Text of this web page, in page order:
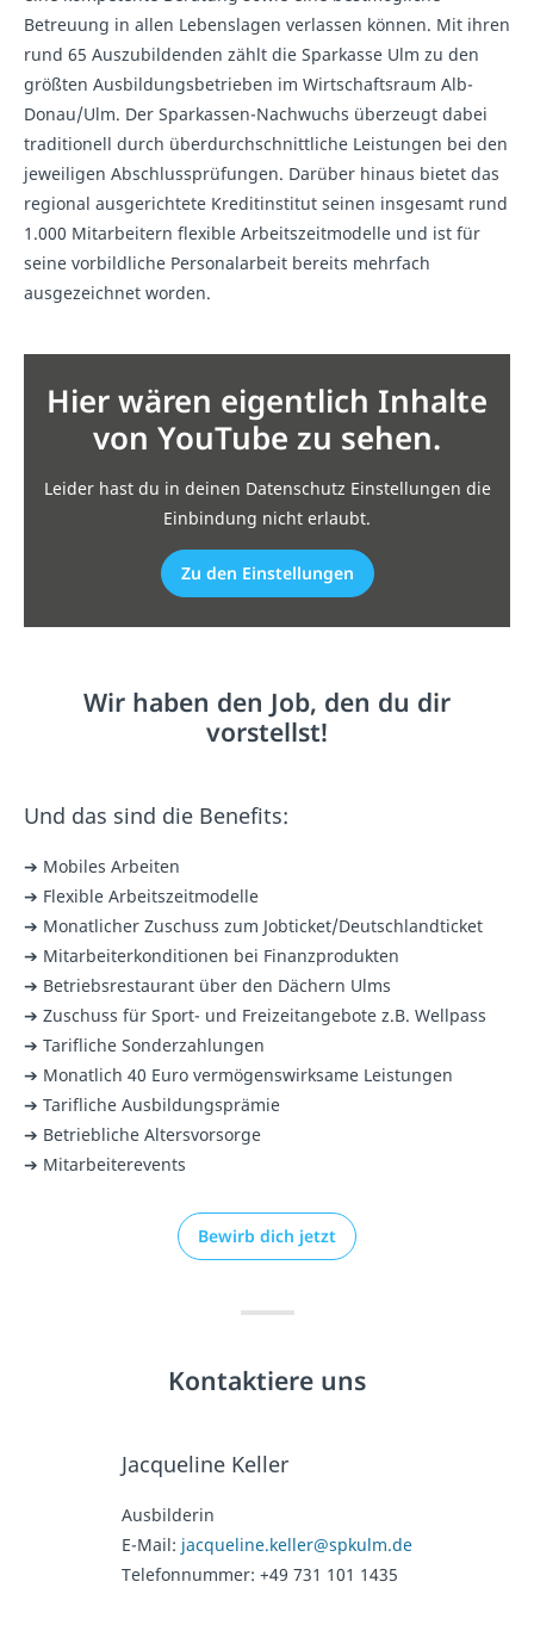
Betreuung in allen Lebenslagen verlassen können. Mit ihren
rund 65 Auszubildenden zählt die Sparkasse Ulm zu den
größten Ausbildungsbetrieben im Wirtschaftsraum Alb-
Donau/Ulm. Der Sparkassen-Nachwuchs überzeugt dabei
traditionell durch überdurchschnittliche Leistungen bei den
jeweiligen Abschlussprüfungen. Darüber hinaus bietet das
regional ausgerichtete Kreditinstitut seinen insgesamt rund
1.000 Mitarbeitern flexible Arbeitszeitmodelle und ist für
seine vorbildliche Personalarbeit bereits mehrfach
ausgezeichnet worden.
Hier wären eigentlich Inhalte
von YouTube zu sehen.
Leider hast du in deinen Datenschutz Einstellungen die
Einbindung nicht erlaubt.
Zu den Einstellungen
Wir haben den Job, den du dir
vorstellst!
Und das sind die Benefits:
➔ Mobiles Arbeiten
➔ Flexible Arbeitszeitmodelle
➔ Monatlicher Zuschuss zum Jobticket/Deutschlandticket
➔ Mitarbeiterkonditionen bei Finanzprodukten
➔ Betriebsrestaurant über den Dächern Ulms
➔ Zuschuss für Sport- und Freizeitangebote z.B. Wellpass
➔ Tarifliche Sonderzahlungen
➔ Monatlich 40 Euro vermögenswirksame Leistungen
➔ Tarifliche Ausbildungsprämie
➔ Betriebliche Altersvorsorge
➔ Mitarbeiterevents
Bewirb dich jetzt
Kontaktiere uns
Jacqueline Keller
Ausbilderin
E-Mail: jacqueline.keller@spkulm.de
Telefonnummer: +49 731 101 1435